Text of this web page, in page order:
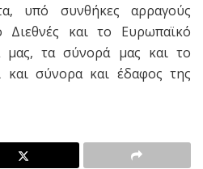
υπό συνθήκες αρραγούς
και το Ευρωπαϊκό
μας, τα σύνορά μας και το
και σύνορα και έδαφος της